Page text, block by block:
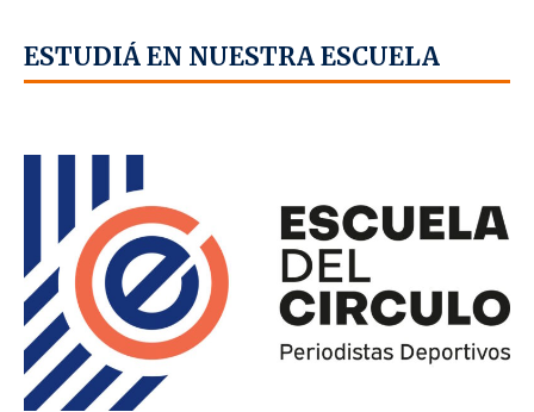
ESTUDIÁ EN NUESTRA ESCUELA